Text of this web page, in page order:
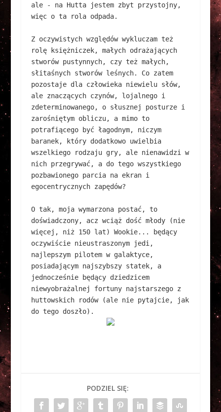
ale - na Hutta jestem zbyt przystojny,
więc o ta rola odpada.
Z oczywistych względów wykluczam też
rolę księżniczek, małych odrażających
stworów pustynnych, czy też małych,
słitaśnych stworów leśnych. Co zatem
pozostaje dla człowieka niewielu słów,
ale znaczących czynów, lojalnego i
zdeterminowanego, o słusznej posturze i
zarośniętym obliczu, a mimo to
potrafiącego być łagodnym, niczym
baranek, który dodatkowo uwielbia
wszelkiego rodzaju gry, ale nienawidzi w
nich przegrywać, a do tego wszystkiego
pozbawionego parcia na ekran i
egocentrycznych zapędów?
O tak, moja wymarzona postać, to
doświadczony, acz wciąż dość młody (nie
więcej, niż 150 lat) Wookie... będący
oczywiście nieustraszonym jedi,
najlepszym pilotem w galaktyce,
posiadającym najszybszy statek, a
jednocześnie będący dziedzicem
niewyobrażalnej fortuny najstarszego z
huttowskich rodów (ale nie pytajcie, jak
do tego doszło).
PODZIEL SIĘ: